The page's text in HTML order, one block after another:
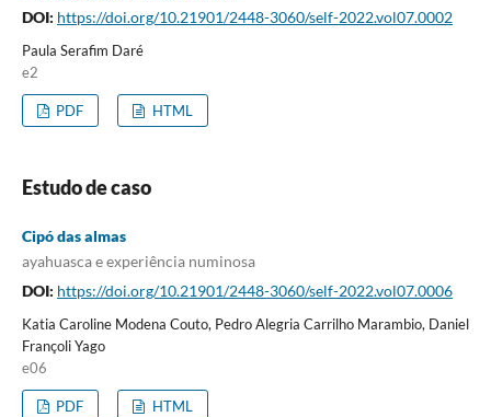
DOI: https://doi.org/10.21901/2448-3060/self-2022.vol07.0002
Paula Serafim Daré
e2
PDF HTML
Estudo de caso
Cipó das almas
ayahuasca e experiência numinosa
DOI: https://doi.org/10.21901/2448-3060/self-2022.vol07.0006
Katia Caroline Modena Couto, Pedro Alegria Carrilho Marambio, Daniel
Françoli Yago
e06
PDF HTML